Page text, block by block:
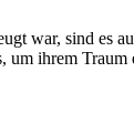
war, sind es
ihrem